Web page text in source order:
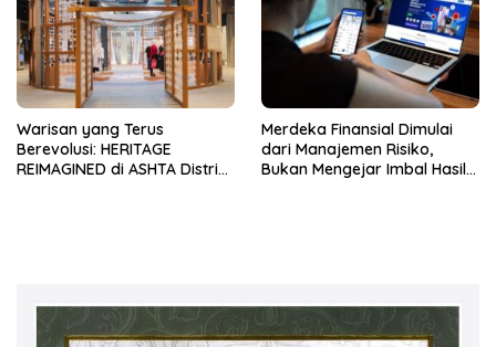
Warisan yang Terus
Berevolusi: HERITAGE
REIMAGINED di ASHTA District
Merdeka Finansial Dimulai
dari Manajemen Risiko,
Bukan Mengejar Imbal Hasil